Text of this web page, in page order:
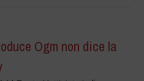
Ogm non dice la